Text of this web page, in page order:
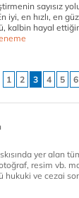
sayısız
iyi, en hızlı, en
kalbin hayal
1 2 3 4 5 6
yer alan
resim vb.
hukuki ve cezai